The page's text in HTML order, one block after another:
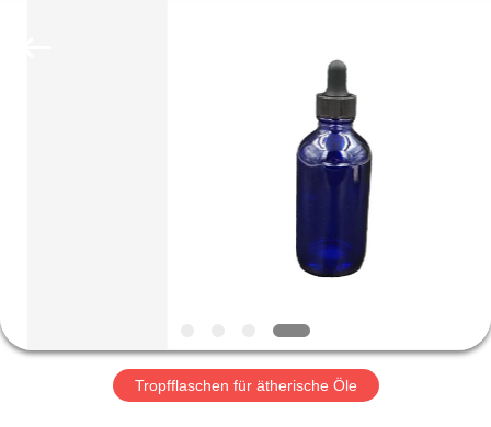
VR-
SHOW
Tropfflaschen für ätherische Öle